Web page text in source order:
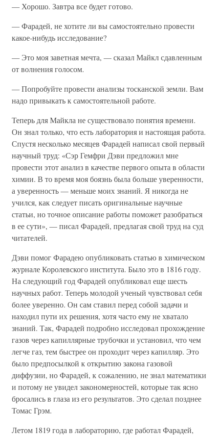
— Хорошо. Завтра все будет готово.
— Фарадей, не хотите ли вы самостоятельно провести
какое-нибудь исследование?
— Это моя заветная мечта, — сказал Майкл сдавленным
от волнения голосом.
— Попробуйте провести анализы тосканской земли. Вам
надо привыкать к самостоятельной работе.
Теперь для Майкла не существовало понятия времени.
Он знал только, что есть лаборатория и настоящая работа.
Спустя несколько месяцев Фарадей написал свой первый
научный труд: «Сэр Гемфри Дэви предложил мне
провести этот анализ в качестве первого опыта в области
химии. В то время моя боязнь была больше уверенности,
а уверенность — меньше моих знаний. Я никогда не
учился, как следует писать оригинальные научные
статьи, но точное описание работы поможет разобраться
в ее сути», — писал Фарадей, предлагая свой труд на суд
читателей.
Дэви помог Фарадею опубликовать статью в химическом
журнале Королевского института. Было это в 1816 году.
На следующий год Фарадей опубликовал еще шесть
научных работ. Теперь молодой ученый чувствовал себя
более уверенно. Он сам ставил перед собой задачи и
находил пути их решения, хотя часто ему не хватало
знаний. Так, Фарадей подробно исследовал прохождение
газов через капиллярные трубочки и установил, что чем
легче газ, тем быстрее он проходит через капилляр. Это
было предпосылкой к открытию закона газовой
диффузии, но Фарадей, к сожалению, не знал математики
и потому не увидел закономерностей, которые так ясно
бросались в глаза из его результатов. Это сделал позднее
Томас Грэм.
Летом 1819 года в лабораторию, где работал Фарадей,